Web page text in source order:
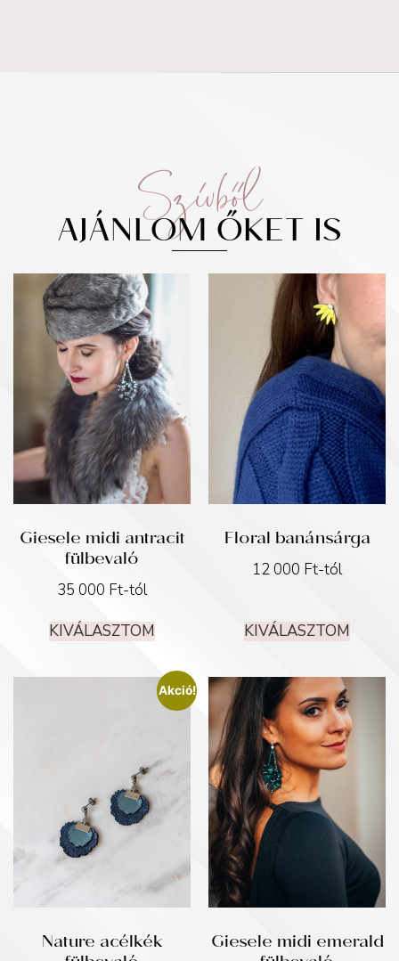
Szívből
AJÁNLOM ŐKET IS
Giesele midi antracit
fülbevaló
35 000 Ft-tól
KIVÁLASZTOM
Floral banánsárga
12 000 Ft-tól
KIVÁLASZTOM
Akció!
Nature acélkék Giesele midi emerald